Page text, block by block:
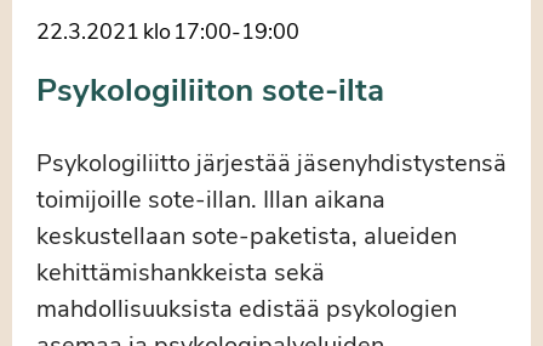
22.3.2021 klo17:00-19:00
Psykologiliiton sote-ilta
Psykologiliitto järjestää jäsenyhdistystensä
toimijoille sote-illan. Illan aikana
keskustellaan sote-paketista, alueiden
kehittämishankkeista sekä
mahdollisuuksista edistää psykologien